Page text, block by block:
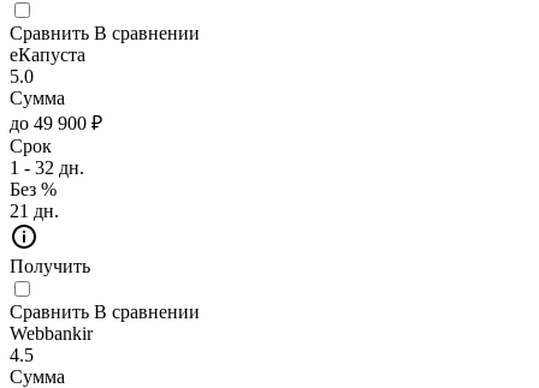
Сравнить В сравнении
еКапуста
5.0
Сумма
до 49 900 ₽
Срок
1 - 32 дн.
Без %
21 дн.
Получить
Сравнить В сравнении
Webbankir
4.5
Сумма